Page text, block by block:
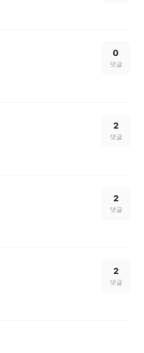
0
댓글
2
댓글
2
댓글
2
댓글